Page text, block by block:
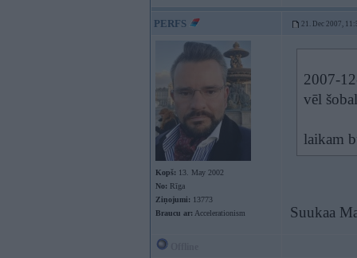
PERFS 21. Dec 2007,
Kopš: 13. May 2002
No: Rīga
Ziņojumi: 13773
Braucu ar: Accelerationism
2007-
vēl
laikam
Suukaa